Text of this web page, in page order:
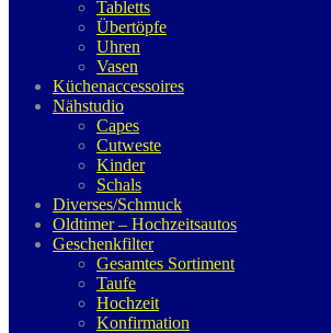
Tabletts
Übertöpfe
Uhren
Vasen
Küchenaccessoires
Nähstudio
Capes
Cutweste
Kinder
Schals
Diverses/Schmuck
Oldtimer – Hochzeitsautos
Geschenkfilter
Gesamtes Sortiment
Taufe
Hochzeit
Konfirmation